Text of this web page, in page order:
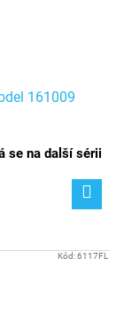
161009
se na další sérii
Kód:6117FL